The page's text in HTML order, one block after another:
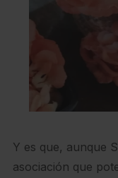
Y es que, aunque
asociación que